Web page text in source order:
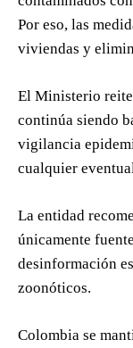
Por eso, las
viviendas y
El Ministerio
continúa siendo
vigilancia
cualquier
La entidad
únicamente
desinformación
zoonóticos.
Colombia se